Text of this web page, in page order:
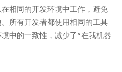
相同的开发环境中工作，避免
所有开发者都使用相同的工具
中的一致性，减少了“在我机器